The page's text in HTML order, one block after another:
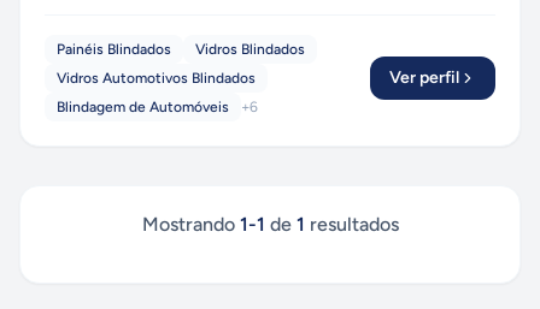
Painéis Blindados
Vidros Blindados
Vidros Automotivos Blindados
Blindagem de Automóveis
+6
Ver perfil
Mostrando 1-1 de 1 resultados